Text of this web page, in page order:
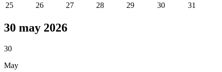
25
26 27 28 29 30 31
30 may 2026
30
May